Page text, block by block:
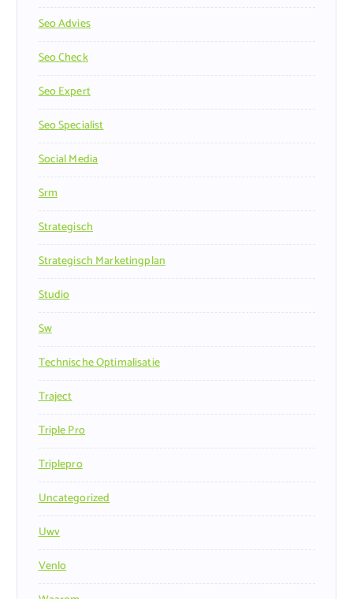
Seo Advies
Seo Check
Seo Expert
Seo Specialist
Social Media
Srm
Strategisch
Strategisch Marketingplan
Studio
Sw
Technische Optimalisatie
Traject
Triple Pro
Triplepro
Uncategorized
Uwv
Venlo